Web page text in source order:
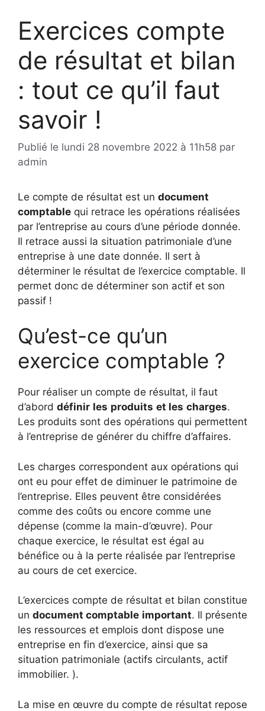
Exercices compte
de résultat et bilan
: tout ce qu’il faut
savoir !
Publié le lundi 28 novembre 2022 à 11h58 par
admin
Le compte de résultat est un document
comptable qui retrace les opérations réalisées
par l’entreprise au cours d’une période donnée.
Il retrace aussi la situation patrimoniale d’une
entreprise à une date donnée. Il sert à
déterminer le résultat de l’exercice comptable. Il
permet donc de déterminer son actif et son
passif !
Qu’est-ce qu’un
exercice comptable ?
Pour réaliser un compte de résultat, il faut
d’abord définir les produits et les charges.
Les produits sont des opérations qui permettent
à l’entreprise de générer du chiffre d’affaires.
Les charges correspondent aux opérations qui
ont eu pour effet de diminuer le patrimoine de
l’entreprise. Elles peuvent être considérées
comme des coûts ou encore comme une
dépense (comme la main-d’œuvre). Pour
chaque exercice, le résultat est égal au
bénéfice ou à la perte réalisée par l’entreprise
au cours de cet exercice.
L’exercices compte de résultat et bilan constitue
un document comptable important. Il présente
les ressources et emplois dont dispose une
entreprise en fin d’exercice, ainsi que sa
situation patrimoniale (actifs circulants, actif
immobilier. ).
La mise en œuvre du compte de résultat repose